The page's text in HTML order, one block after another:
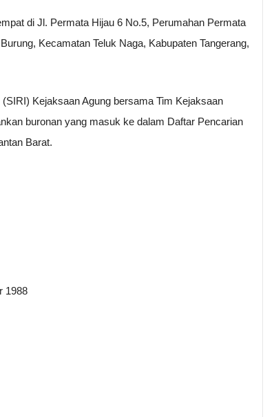
di Jl. Permata Hijau 6 No.5, Perumahan Permata
Kecamatan Teluk Naga, Kabupaten Tangerang,
Kejaksaan Agung bersama Tim Kejaksaan
buronan yang masuk ke dalam Daftar Pencarian
Barat.
1988